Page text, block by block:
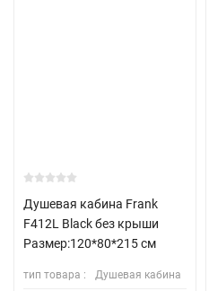
Душевая кабина Frank
F412L Black без крыши
Размер:120*80*215 см
тип товара : Душевая кабина